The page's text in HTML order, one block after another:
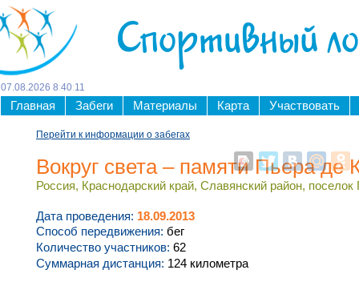
Спортивный
07 08 2026 8:40:11
Главная Забеги Материалы Карта Участвовать
Перейти к информации о забегах
Вокруг света – памяти Пьера де
Россия, Краснодарский край, Славянский район,
Дата проведения: 18.09.2013
Способ передвижения: бег
Количество участников: 62
Суммарная дистанция: 124 километра